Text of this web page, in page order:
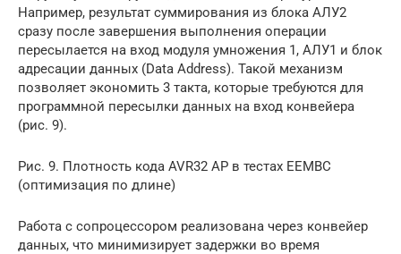
Например, результат суммирования из блока АЛУ2
сразу после завершения выполнения операции
пересылается на вход модуля умножения 1, АЛУ1 и блок
адресации данных (Data Address). Такой механизм
позволяет экономить 3 такта, которые требуются для
программной пересылки данных на вход конвейера
(рис. 9).
Рис. 9. Плотность кода AVR32 AP в тестах EEMBC
(оптимизация по длине)
Работа с сопроцессором реализована через конвейер
данных, что минимизирует задержки во время